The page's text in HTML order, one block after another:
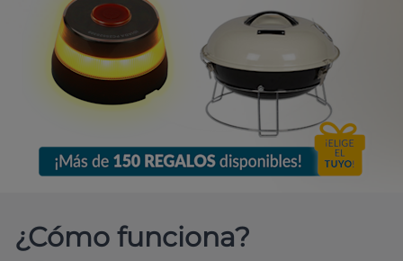
¿Cómo funciona?